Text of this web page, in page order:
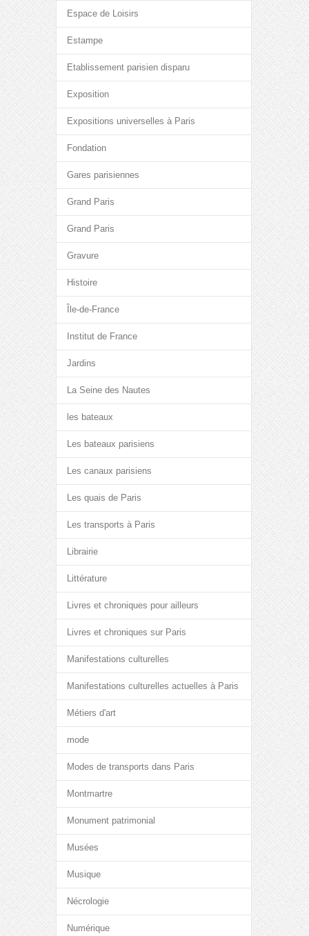
Espace de Loisirs
Estampe
Etablissement parisien disparu
Exposition
Expositions universelles à Paris
Fondation
Gares parisiennes
Grand Paris
Grand Paris
Gravure
Histoire
Île-de-France
Institut de France
Jardins
La Seine des Nautes
les bateaux
Les bateaux parisiens
Les canaux parisiens
Les quais de Paris
Les transports à Paris
Librairie
Littérature
Livres et chroniques pour ailleurs
Livres et chroniques sur Paris
Manifestations culturelles
Manifestations culturelles actuelles à Paris
Métiers d'art
mode
Modes de transports dans Paris
Montmartre
Monument patrimonial
Musées
Musique
Nécrologie
Numérique